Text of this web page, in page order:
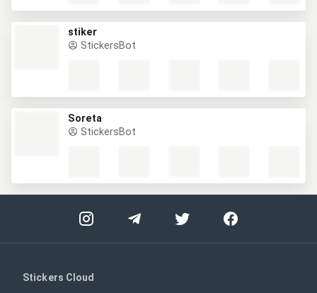
stiker
StickersBot
Soreta
StickersBot
Stickers Cloud